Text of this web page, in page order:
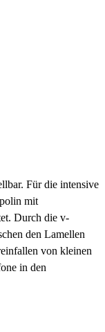
Für die intensive
mit
Durch die v-
den Lamellen
von kleinen
in den